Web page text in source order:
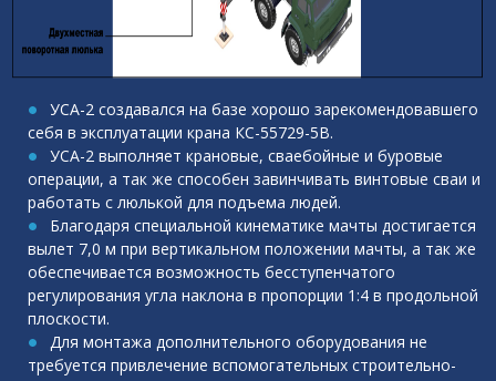
УСА-2 создавался на базе хорошо зарекомендовавшего
себя в эксплуатации крана КС-55729-5В.
УСА-2 выполняет крановые, сваебойные и буровые
операции, а так же способен завинчивать винтовые сваи и
работать с люлькой для подъема людей.
Благодаря специальной кинематике мачты достигается
вылет 7,0 м при вертикальном положении мачты, а так же
обеспечивается возможность бесступенчатого
регулирования угла наклона в пропорции 1:4 в продольной
плоскости.
Для монтажа дополнительного оборудования не
требуется привлечение вспомогательных строительно-